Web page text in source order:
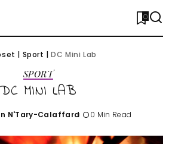
0
| Sport |DC Mini Lab
SPORT
DC MINI LAB
N'Tary-Calaffard 0 Min Read